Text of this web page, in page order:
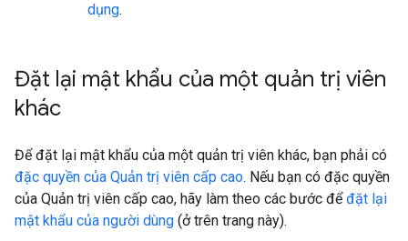
dụng.
Đặt lại mật khẩu của một quản trị viên
khác
Để đặt lại mật khẩu của một quản trị viên khác, bạn phải có
đặc quyền của Quản trị viên cấp cao. Nếu bạn có đặc quyền
của Quản trị viên cấp cao, hãy làm theo các bước đểđặt lại
mật khẩu của người dùng (ở trên trang này).